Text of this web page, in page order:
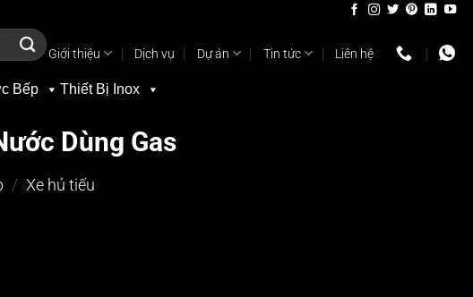
Giới thiệu Dịch vụ Dự án Tin tức Liên hệ
Bếp Thiết Bị Inox
Dùng Gas
/ Xe hủ tiếu